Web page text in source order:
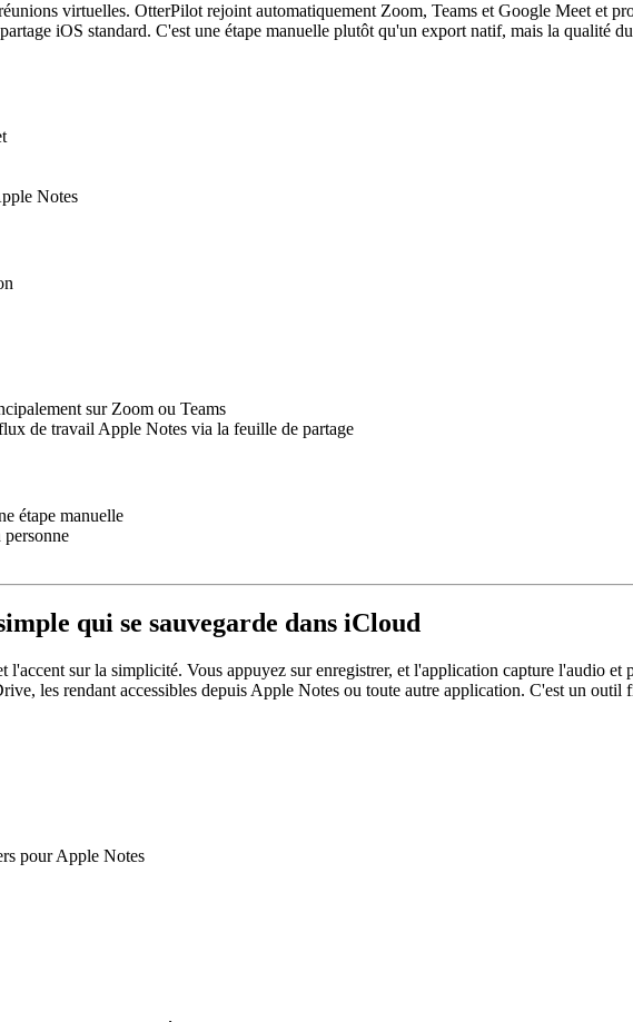
virtuelles. OtterPilot rejoint automatiquement Zoom, Teams et Google Meet et
iOS standard. C'est une étape manuelle plutôt qu'un export natif, mais la qualité
Notes
sur Zoom ou Teams
de travail Apple Notes via la feuille de partage
étape manuelle
qui se sauvegarde dans iCloud
sur la simplicité. Vous appuyez sur enregistrer, et l'application capture l'audio et
les rendant accessibles depuis Apple Notes ou toute autre application. C'est un outil
pour Apple Notes